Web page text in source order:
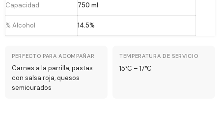
Capacidad 750 ml
% Alcohol 14.5%
PERFECTO PARA ACOMPAÑAR
Carnes a la parrilla, pastas
con salsa roja, quesos
semicurados
TEMPERATURA DE SERVICIO
15°C – 17°C